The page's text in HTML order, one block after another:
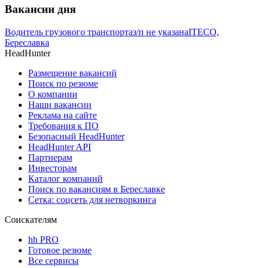
Вакансии дня
Водитель грузового транспортаз/п не указанаITECO,
Береславка
HeadHunter
Размещение вакансий
Поиск по резюме
О компании
Наши вакансии
Реклама на сайте
Требования к ПО
Безопасный HeadHunter
HeadHunter API
Партнерам
Инвесторам
Каталог компаний
Поиск по вакансиям в Береславке
Сетка: соцсеть для нетворкинга
Соискателям
hh PRO
Готовое резюме
Все сервисы